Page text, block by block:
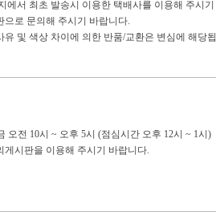
에서 최초 발송시 이용한 택배사를 이용해 주시
으로 문의해 주시기 바랍니다.
및 색상 차이에 의한 반품/교환은 변심에 해당
오전 10시 ~ 오후 5시 (점심시간 오후 12시 ~ 1시)
게시판을 이용해 주시기 바랍니다.